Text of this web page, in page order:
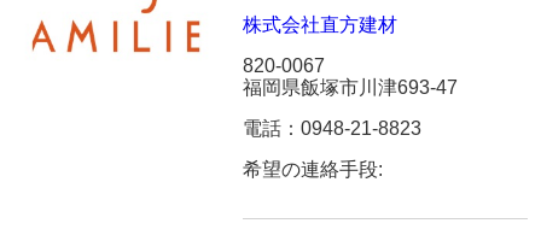
株式会社直方建材
820-0067
福岡県飯塚市川津693-47
電話：0948-21-8823
希望の連絡手段: